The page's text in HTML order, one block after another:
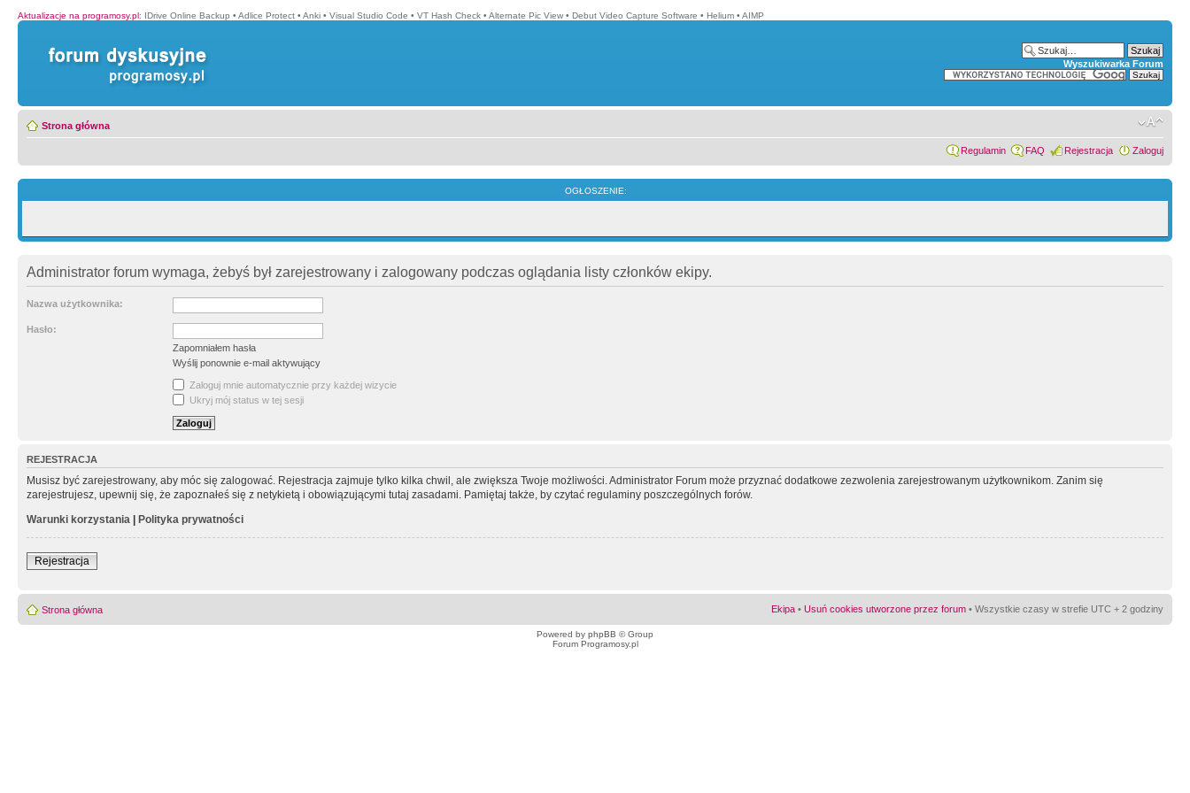
Aktualizacje na programosy.pl: IDrive Online Backup • Adlice Protect • Anki • Visual Studio Code • VT Hash Check • Alternate Pic View • Debut Video Capture Software • Helium • AIMP
Wyszukiwarka Forum
Strona główna
Regulamin FAQ Rejestracja Zaloguj
OGŁOSZENIE:
Administrator forum wymaga, żebyś był zarejestrowany i zalogowany podczas oglądania listy członków ekipy.
Nazwa użytkownika:
Hasło:
Zapomniałem hasła
Wyślij ponownie e-mail aktywujący
Zaloguj mnie automatycznie przy każdej wizycie
Ukryj mój status w tej sesji
REJESTRACJA
Musisz być zarejestrowany, aby móc się zalogować. Rejestracja zajmuje tylko kilka chwil, ale zwiększa Twoje możliwości. Administrator Forum może przyznać dodatkowe zezwolenia zarejestrowanym użytkownikom. Zanim się
zarejestrujesz, upewnij się, że zapoznałeś się z netykietą i obowiązującymi tutaj zasadami. Pamiętaj także, by czytać regulaminy poszczególnych forów.
Warunki korzystania | Polityka prywatności
Rejestracja
Strona główna Ekipa • Usuń cookies utworzone przez forum • Wszystkie czasy w strefie UTC + 2 godziny
Powered by phpBB © Group
Forum Programosy.pl